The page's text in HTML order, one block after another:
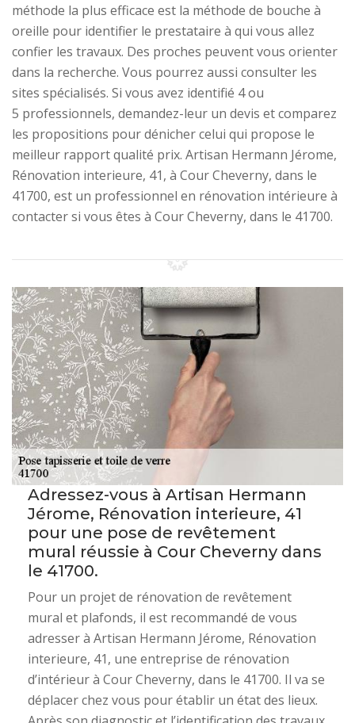
méthode la plus efficace est la méthode de bouche à
oreille pour identifier le prestataire à qui vous allez
confier les travaux. Des proches peuvent vous orienter
dans la recherche. Vous pourrez aussi consulter les
sites spécialisés. Si vous avez identifié 4 ou
5 professionnels, demandez-leur un devis et comparez
les propositions pour dénicher celui qui propose le
meilleur rapport qualité prix. Artisan Hermann Jérome,
Rénovation interieure, 41, à Cour Cheverny, dans le
41700, est un professionnel en rénovation intérieure à
contacter si vous êtes à Cour Cheverny, dans le 41700.
Adressez-vous à Artisan Hermann
Jérome, Rénovation interieure, 41
pour une pose de revêtement
mural réussie à Cour Cheverny dans
le 41700.
Pour un projet de rénovation de revêtement
mural et plafonds, il est recommandé de vous
adresser à Artisan Hermann Jérome, Rénovation
interieure, 41, une entreprise de rénovation
d’intérieur à Cour Cheverny, dans le 41700. Il va se
déplacer chez vous pour établir un état des lieux.